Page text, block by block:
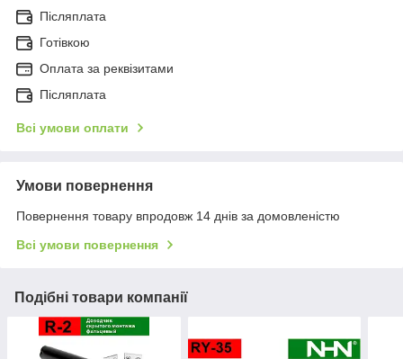
Післяплата
Готівкою
Оплата за реквізитами
Післяплата
Всі умови оплати
Умови повернення
Повернення товару впродовж 14 днів за домовленістю
Всі умови повернення
Подібні товари компанії